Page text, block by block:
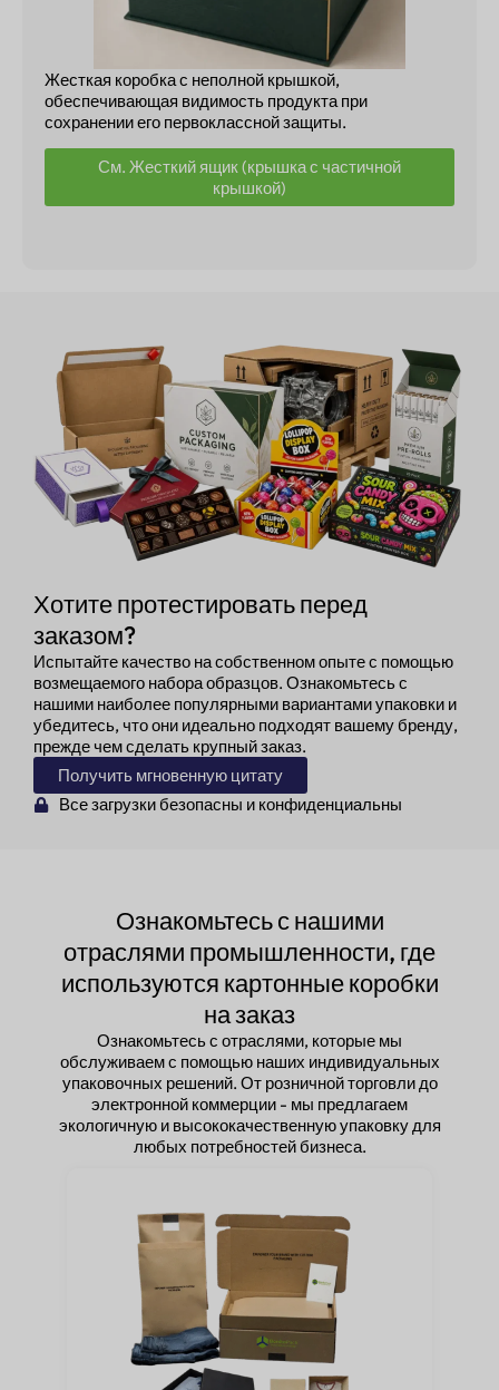
Жесткая коробка с неполной крышкой,
обеспечивающая видимость продукта при
сохранении его первоклассной защиты.
См. Жесткий ящик (крышка с частичной
крышкой)
Хотите протестировать перед
заказом?
Испытайте качество на собственном опыте с помощью
возмещаемого набора образцов. Ознакомьтесь с
нашими наиболее популярными вариантами упаковки и
убедитесь, что они идеально подходят вашему бренду,
прежде чем сделать крупный заказ.
Получить мгновенную цитату
Все загрузки безопасны и конфиденциальны
Ознакомьтесь с нашими
отраслями промышленности, где
используются картонные коробки
на заказ
Ознакомьтесь с отраслями, которые мы
обслуживаем с помощью наших индивидуальных
упаковочных решений. От розничной торговли до
электронной коммерции - мы предлагаем
экологичную и высококачественную упаковку для
любых потребностей бизнеса.